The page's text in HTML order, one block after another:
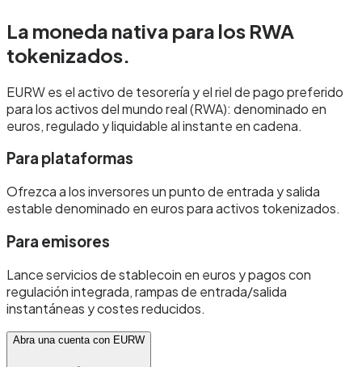
La moneda nativa para los RWA
tokenizados.
EURW es el activo de tesorería y el riel de pago preferido
para los activos del mundo real (RWA): denominado en
euros, regulado y liquidable al instante en cadena.
Para plataformas
Ofrezca a los inversores un punto de entrada y salida
estable denominado en euros para activos tokenizados.
Para emisores
Lance servicios de stablecoin en euros y pagos con
regulación integrada, rampas de entrada/salida
instantáneas y costes reducidos.
Abra una cuenta con EURW